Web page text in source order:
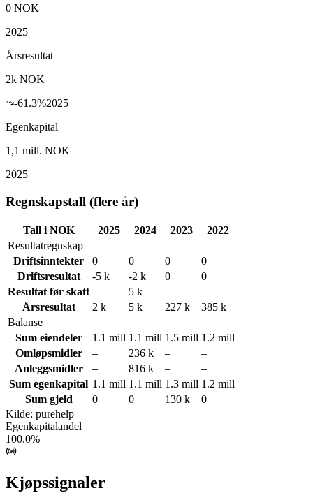
0 NOK
2025
Årsresultat
2k NOK
-61.3%2025
Egenkapital
1,1 mill. NOK
2025
Regnskapstall (flere år)
Tall i NOK 2025 2024 2023
2022
Resultatregnskap
Driftsinntekter
0 0 0
0
Driftsresultat
-5 k -2 k 0
0
Resultat før skatt – 5 k –
–
Årsresultat
2 k 5 k 227 k
385 k
Balanse
Sum eiendeler
1.1 mill 1.1 mill 1.5 mill 1.2 mill
Omløpsmidler
– 236 k –
–
Anleggsmidler
– 816 k –
–
Sum egenkapital 1.1 mill 1.1 mill 1.3 mill 1.2 mill
Sum gjeld
0 0 130 k
0
Kilde: purehelp
Egenkapitalandel
100.0%
Kjøpssignaler